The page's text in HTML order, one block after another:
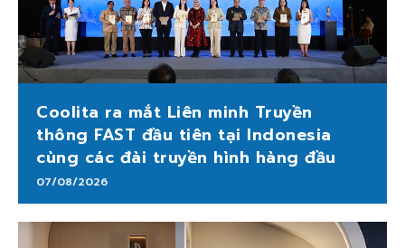
Coolita ra mắt Liên minh Truyền
thông FAST đầu tiên tại Indonesia
cùng các đài truyền hình hàng đầu
07/08/2026